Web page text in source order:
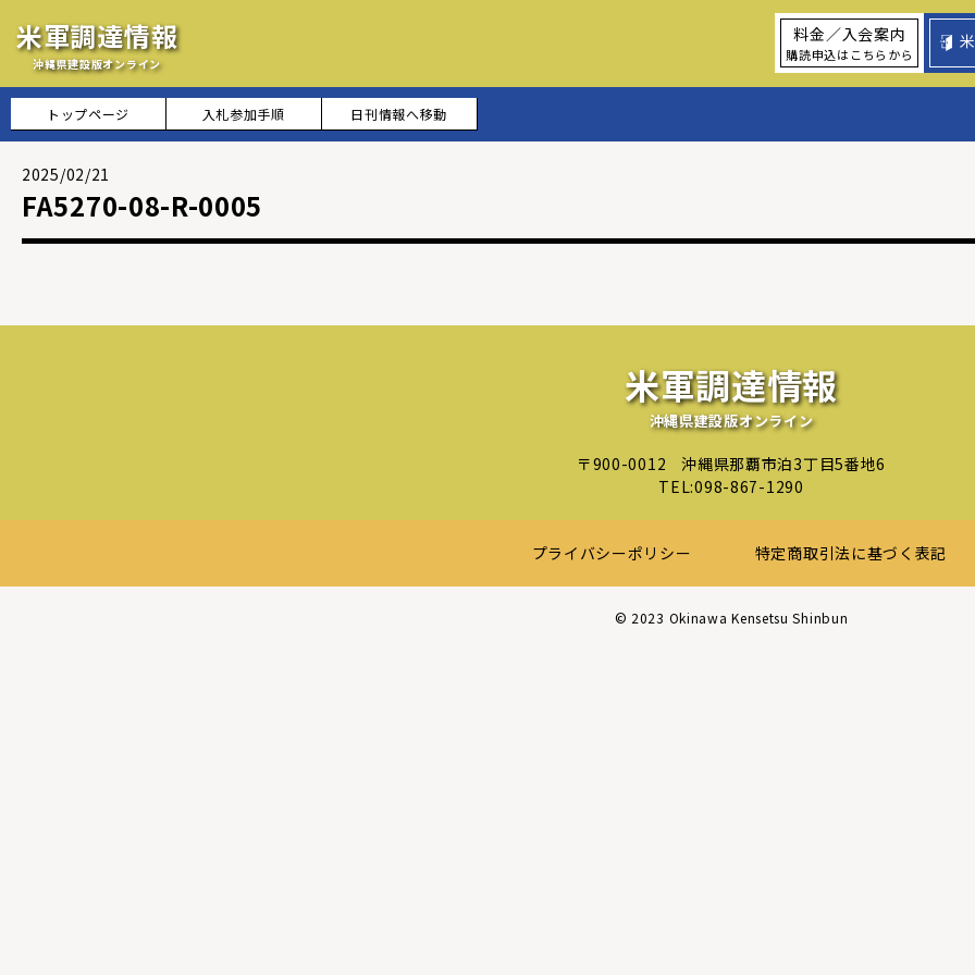
米軍調達情報
沖縄県建設版オンライン
料金／入会案内
購読申込はこちらから
トップページ 入札参加手順 日刊情報へ移動
2025/02/21
FA5270-08-R-0005
米軍調達情報
沖縄県建設版オンライン
〒900-0012
沖縄県那覇市泊3丁目5番地6
TEL:098-867-1290
プライバシーポリシー 特定商取引法に基づく表記
©︎ 2023 Okinawa Kensetsu Shinbun